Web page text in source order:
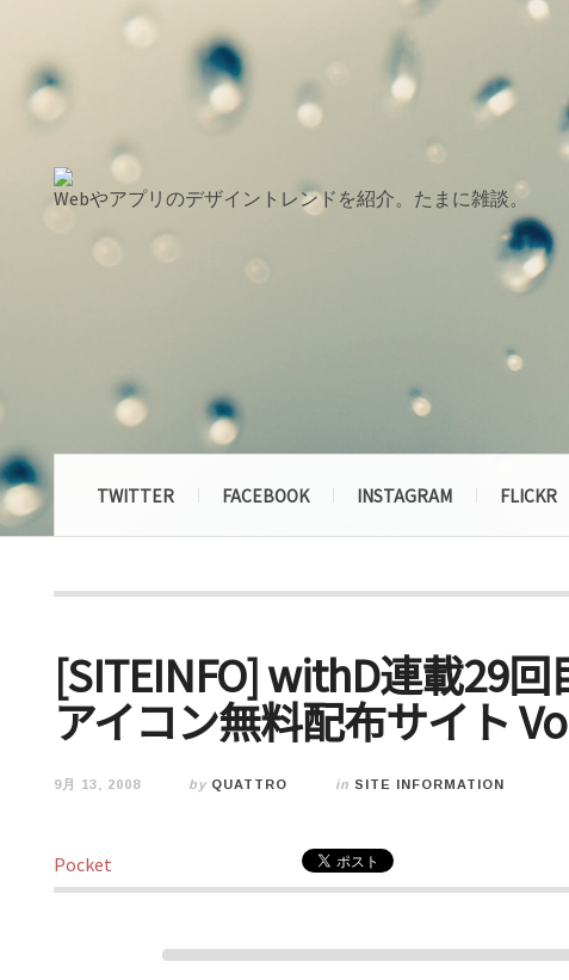
Webやアプリのデザイントレンドを紹介。たまに雑談。
TWITTER FACEBOOK INSTAGRAM FLICKR
[SITEINFO] withD連載29
アイコン無料配布サイト
9月 13, 2008 by QUATTRO in SITE INFORMATION
Pocket